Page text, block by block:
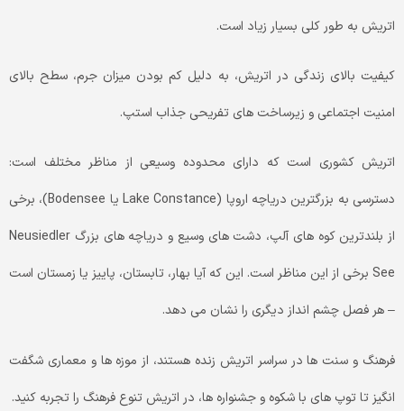
اتریش به طور کلی بسیار زیاد است.
کیفیت بالای زندگی در اتریش، به دلیل کم بودن میزان جرم، سطح بالای
امنیت اجتماعی و زیرساخت های تفریحی جذاب استپ.
اتریش کشوری است که دارای محدوده وسیعی از مناظر مختلف است:
دسترسی به بزرگترین دریاچه اروپا (Lake Constance یا Bodensee)، برخی
از بلندترین کوه های آلپ، دشت های وسیع و دریاچه های بزرگ Neusiedler
See برخی از این مناظر است. این که آیا بهار، تابستان، پاییز یا زمستان است
– هر فصل چشم انداز دیگری را نشان می دهد.
فرهنگ و سنت ها در سراسر اتریش زنده هستند، از موزه ها و معماری شگفت
انگیز تا توپ های با شکوه و جشنواره ها، در اتریش تنوع فرهنگ را تجربه کنید.